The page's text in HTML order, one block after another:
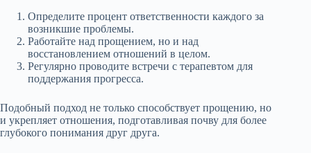
Определите процент ответственности каждого за
возникшие проблемы.
Работайте над прощением, но и над
восстановлением отношений в целом.
Регулярно проводите встречи с терапевтом для
поддержания прогресса.
Подобный подход не только способствует прощению, но
и укрепляет отношения, подготавливая почву для более
глубокого понимания друг друга.